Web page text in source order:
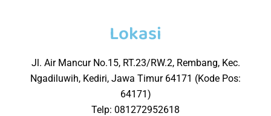
Lokasi
Jl. Air Mancur No.15, RT.23/RW.2, Rembang, Kec.
Ngadiluwih, Kediri, Jawa Timur 64171 (Kode Pos:
64171)
Telp: 081272952618